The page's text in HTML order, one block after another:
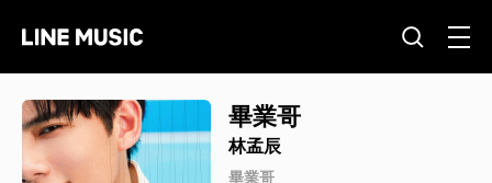
畢業哥
林孟辰
畢業哥